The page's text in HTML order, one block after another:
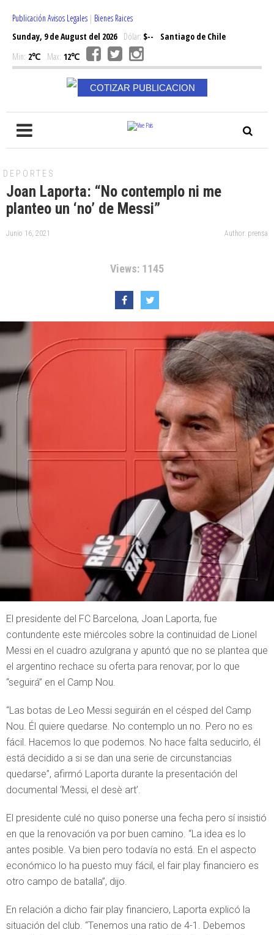
Publicación Avisos Legales | Bienes Raices
Sunday, 9 de August del 2026Dólar: $--
Santiago de Chile
Min: 2℃ Max: 12℃
COTIZAR PUBLICACION
DEPORTES
Joan Laporta: “No contemplo ni me
planteo un ‘no’ de Messi”
Junio 16, 2021 Author: prensa
Views: 1145
El presidente del FC Barcelona, Joan Laporta, fue
contundente este miércoles sobre la continuidad de Lionel
Messi en el cuadro azulgrana y apuntó que no se plantea que
el argentino rechace su oferta para renovar, por lo que
“seguirá” en el Camp Nou.
“Las botas de Leo Messi seguirán en el césped del Camp
Nou. Él quiere quedarse. No contemplo un no. Pero no es
fácil. Hacemos lo que podemos. No hace falta seducirlo, él
está decidido a si se dan una serie de circunstancias
quedarse”, afirmó Laporta durante la presentación del
documental ‘Messi, el desè art’.
El presidente culé no quiso ponerse una fecha pero sí insistió
en que la renovación va por buen camino. “La idea es lo
antes posible. Va bien pero todavía no está. En el aspecto
económico lo ha puesto muy fácil, el fair play financiero es
otro campo de batalla”, dijo.
En relación a dicho fair play financiero, Laporta explicó la
situación del club. “Tenemos una ratio de 4-1. Debemos